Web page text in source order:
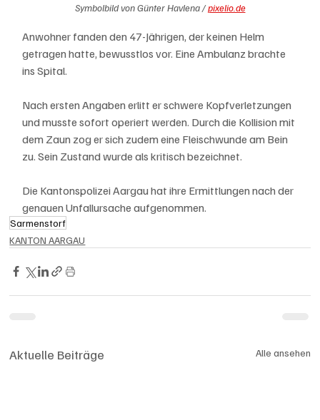
Symbolbild von Günter Havlena / pixelio.de
Anwohner fanden den 47-Jährigen, der keinen Helm
getragen hatte, bewusstlos vor. Eine Ambulanz brachte
ins Spital.
Nach ersten Angaben erlitt er schwere Kopfverletzungen
und musste sofort operiert werden. Durch die Kollision mit
dem Zaun zog er sich zudem eine Fleischwunde am Bein
zu. Sein Zustand wurde als kritisch bezeichnet.
Die Kantonspolizei Aargau hat ihre Ermittlungen nach der
genauen Unfallursache aufgenommen.
Sarmenstorf
KANTON AARGAU
Aktuelle Beiträge Alle ansehen